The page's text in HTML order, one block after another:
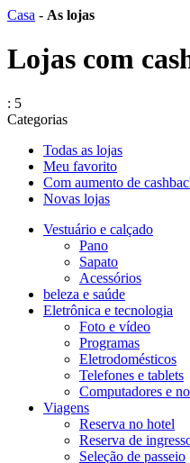
Сasa - As lojas
Lojas com
: 5
Categorias
Todas as lojas
Meu favorito
Com aumento de
Novas lojas
Vestuário e calçado
Pano
Sapato
Acessórios
beleza e saúde
Eletrônica e tecnologia
Foto e vídeo
Programas
Eletrodomésticos
Telefones e tablets
Computadores e
Viagens
Reserva no hotel
Reserva de
Seleção de passeio